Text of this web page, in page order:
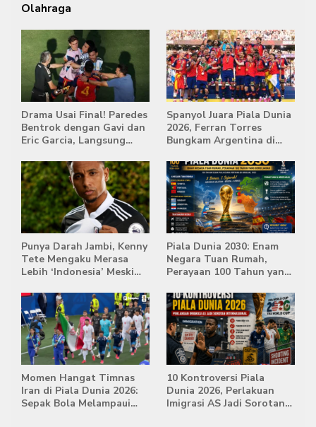
Olahraga
Drama Usai Final! Paredes
Bentrok dengan Gavi dan
Eric Garcia, Langsung
Spanyol Juara Piala Dunia
2026, Ferran Torres
Bungkam Argentina di
Punya Darah Jambi, Kenny
Tete Mengaku Merasa
Lebih ‘Indonesia’ Meski
Piala Dunia 2030: Enam
Negara Tuan Rumah,
Perayaan 100 Tahun yang
Momen Hangat Timnas
Iran di Piala Dunia 2026:
Sepak Bola Melampaui
10 Kontroversi Piala
Dunia 2026, Perlakuan
Imigrasi AS Jadi Sorotan